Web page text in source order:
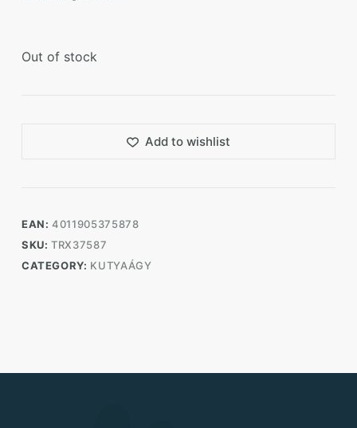
Out of stock
Add to wishlist
EAN:4011905375878
SKU:TRX37587
CATEGORY: KUTYAÁGY